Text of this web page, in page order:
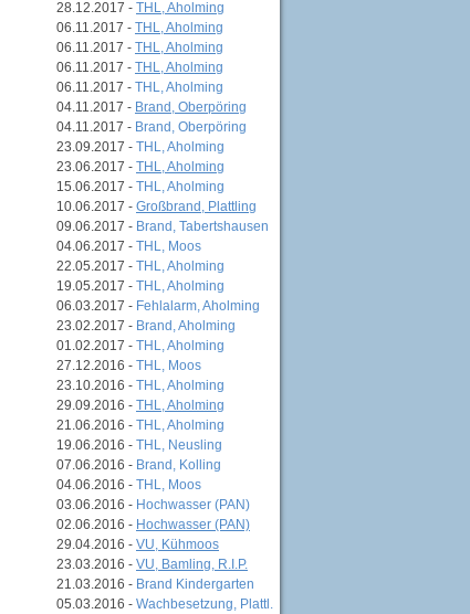
28.12.2017 - THL, Aholming
06.11.2017 - THL, Aholming
06.11.2017 - THL, Aholming
06.11.2017 - THL, Aholming
06.11.2017 - THL, Aholming
04.11.2017 - Brand, Oberpöring
04.11.2017 - Brand, Oberpöring
23.09.2017 - THL, Aholming
23.06.2017 - THL, Aholming
15.06.2017 - THL, Aholming
10.06.2017 - Großbrand, Plattling
09.06.2017 - Brand, Tabertshausen
04.06.2017 - THL, Moos
22.05.2017 - THL, Aholming
19.05.2017 - THL, Aholming
06.03.2017 - Fehlalarm, Aholming
23.02.2017 - Brand, Aholming
01.02.2017 - THL, Aholming
27.12.2016 - THL, Moos
23.10.2016 - THL, Aholming
29.09.2016 - THL, Aholming
21.06.2016 - THL, Aholming
19.06.2016 - THL, Neusling
07.06.2016 - Brand, Kolling
04.06.2016 - THL, Moos
03.06.2016 - Hochwasser (PAN)
02.06.2016 - Hochwasser (PAN)
29.04.2016 - VU, Kühmoos
23.03.2016 - VU, Bamling, R.I.P.
21.03.2016 - Brand Kindergarten
05.03.2016 - Wachbesetzung, Plattl.